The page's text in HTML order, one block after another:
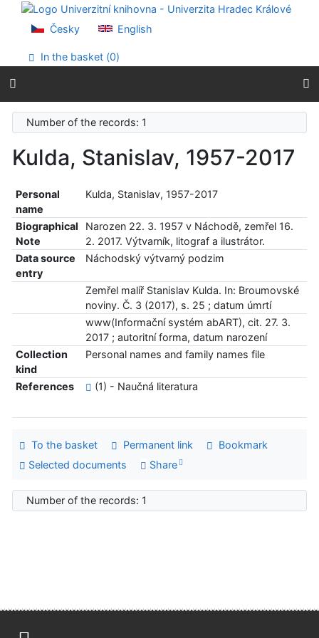
Go to content
Go to menu
Accessibility declaration
Česky English
In the basket (0)
Number of the records: 1
Kulda, Stanislav, 1957-2017
Personal
name
Kulda, Stanislav, 1957-2017
Biographical
Note
Narozen 22. 3. 1957 v Náchodě, zemřel 16.
2. 2017. Výtvarník, litograf a ilustrátor.
Data source
entry
Náchodský výtvarný podzim
Zemřel malíř Stanislav Kulda. In: Broumovské
noviny. Č. 3 (2017), s. 25 ; datum úmrtí
www(Informační systém abART), cit. 27. 3.
2017 ; autoritní forma, datum narození
Collection
kind
Personal names and family names file
References (1) - Naučná literatura
To the basket Permanent link
Bookmark
Selected documents
Share
Number of the records: 1